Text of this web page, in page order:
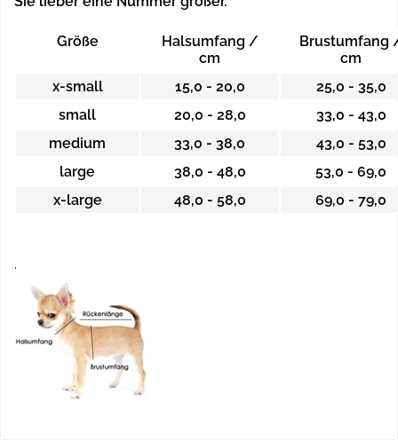
Größe
Halsumfang /
cm
Brustumfang
cm
x-small
15,0 - 20,0
25,0 - 35,0
small
20,0 - 28,0
33,0 - 43,0
medium
33,0 - 38,0
43,0 - 53,0
large
38,0 - 48,0
53,0 - 69,0
x-large
48,0 - 58,0 69,0 - 79,0
.